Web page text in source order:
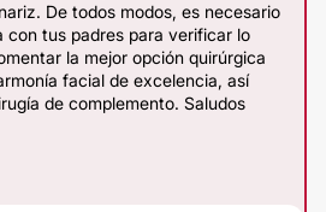
De todos modos, es necesario
con tus padres para verificar lo
la mejor opción quirúrgica
facial de excelencia, así
de complemento. Saludos